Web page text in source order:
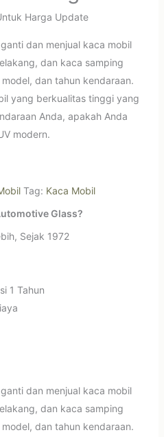
Harga Update
dan menjual kaca mobil
dan kaca samping
dan tahun kendaraan.
yang berkualitas tinggi yang
Anda, apakah Anda
modern.
Tag: Kaca Mobil
Glass?
Sejak 1972
1 Tahun
dan menjual kaca mobil
dan kaca samping
dan tahun kendaraan.